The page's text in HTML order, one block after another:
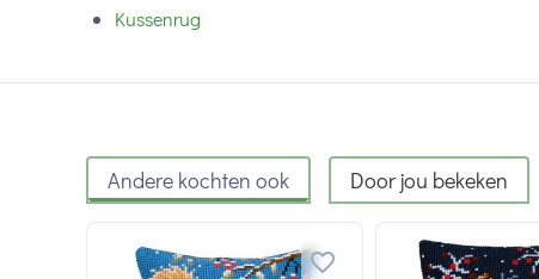
Kussenrug
Andere kochten ook Door jou bekeken